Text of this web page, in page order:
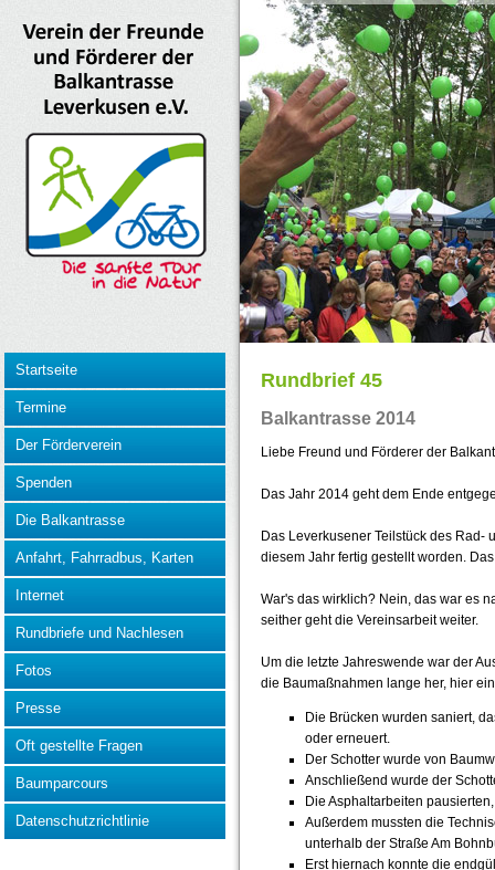
Startseite
Termine
Der Förderverein
Spenden
Die Balkantrasse
Anfahrt, Fahrradbus, Karten
Internet
Rundbriefe und Nachlesen
Fotos
Presse
Oft gestellte Fragen
Baumparcours
Datenschutzrichtlinie
Rundbrief 45
Balkantrasse 2014
Liebe Freund und Förderer der
Das Jahr 2014 geht dem Ende
Das Leverkusener Teilstück des Rad-
diesem Jahr fertig gestellt worden.
War's das wirklich? Nein, das war es
seither geht die Vereinsarbeit weiter.
Um die letzte Jahreswende war der
die Baumaßnahmen lange her, hier
Die Brücken wurden saniert,
oder erneuert.
Der Schotter wurde von
Anschließend wurde der
Die Asphaltarbeiten
Außerdem mussten die
unterhalb der Straße Am
Erst hiernach konnte die